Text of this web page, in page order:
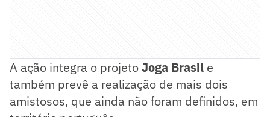
A ação integra o projetoJoga Brasil e
também prevê a realização de mais dois
amistosos, que ainda não foram definidos, em